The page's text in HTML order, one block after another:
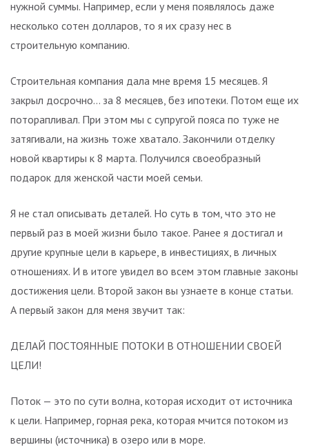
нужной суммы. Например, если у меня появлялось даже
несколько сотен долларов, то я их сразу нес в
строительную компанию.
Строительная компания дала мне время 15 месяцев. Я
закрыл досрочно… за 8 месяцев, без ипотеки. Потом еще их
поторапливал. При этом мы с супругой пояса по туже не
затягивали, на жизнь тоже хватало. Закончили отделку
новой квартиры к 8 марта. Получился своеобразный
подарок для женской части моей семьи.
Я не стал описывать деталей. Но суть в том, что это не
первый раз в моей жизни было такое. Ранее я достигал и
другие крупные цели в карьере, в инвестициях, в личных
отношениях. И в итоге увидел во всем этом главные законы
достижения цели. Второй закон вы узнаете в конце статьи.
А первый закон для меня звучит так:
ДЕЛАЙ ПОСТОЯННЫЕ ПОТОКИ В ОТНОШЕНИИ СВОЕЙ
ЦЕЛИ!
Поток — это по сути волна, которая исходит от источника
к цели. Например, горная река, которая мчится потоком из
вершины (источника) в озеро или в море.